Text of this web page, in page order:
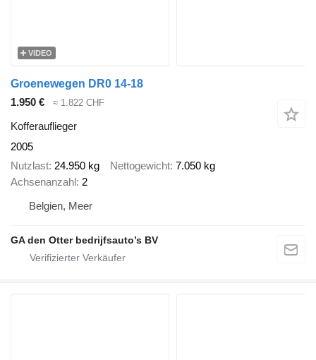
VIDEO
Groenewegen DR0 14-18
1.950 €
≈ 1.822 CHF
Kofferauflieger
2005
Nutzlast 24.950 kg Nettogewicht 7.050 kg
Achsenanzahl 2
Belgien, Meer
GA den Otter bedrijfsauto’s BV